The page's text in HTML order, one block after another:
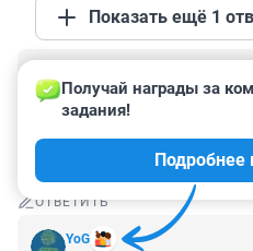
Показать ещё 1
26 июня 2021, 13:25
Фейк, магнит хочет
что постоянно такие фейки
это и не забывайте кто там
ОТВЕТИТЬ
YoG
Получай награды за
задания!
Подробнее